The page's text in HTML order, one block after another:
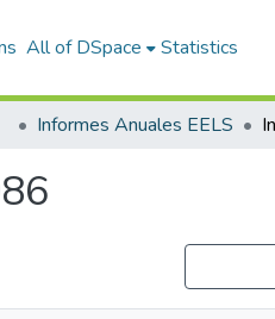
All of DSpace Statistics
Informes Anuales EELS